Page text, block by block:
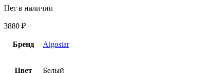
Нет в наличии
3880 ₽
Бренд Algostar
Цвет Белый